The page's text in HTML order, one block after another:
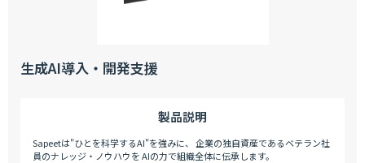
生成AI導入・開発支援
製品説明
Sapeetは"ひとを科学するAI"を強みに、 企業の独自資産であるベテラン社
員のナレッジ・ノウハウを AIの力で組織全体に伝承します。